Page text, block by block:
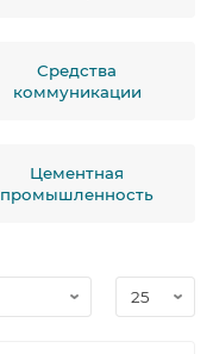
Средства
коммуникации
Цементная
промышленность